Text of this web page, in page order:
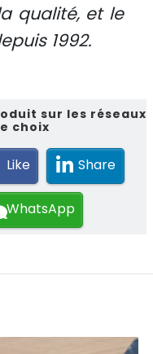
qualité, et le
1992.
sur les réseaux
choix
Like Share
WhatsApp